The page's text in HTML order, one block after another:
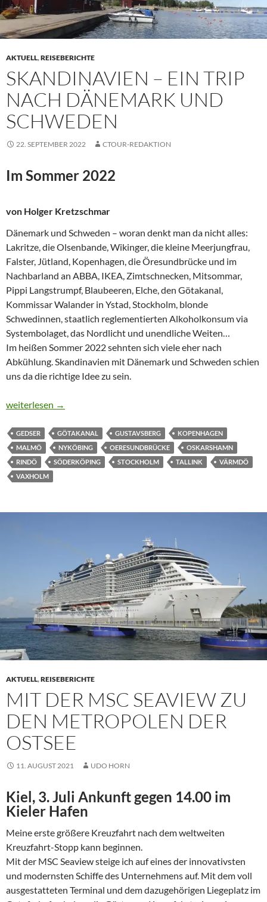
AKTUELL,REISEBERICHTE
SKANDINAVIEN – EIN TRIP
NACH DÄNEMARK UND
SCHWEDEN
22. SEPTEMBER 2022 CTOUR-REDAKTION
Im Sommer 2022
von Holger Kretzschmar
Dänemark und Schweden – woran denkt man da nicht alles:
Lakritze, die Olsenbande, Wikinger, die kleine Meerjungfrau,
Falster, Jütland, Kopenhagen, die Öresundbrücke und im
Nachbarland an ABBA, IKEA, Zimtschnecken, Mitsommar,
Pippi Langstrumpf, Blaubeeren, Elche, den Götakanal,
Kommissar Walander in Ystad, Stockholm, blonde
Schwedinnen, staatlich reglementierten Alkoholkonsum via
Systembolaget, das Nordlicht und unendliche Weiten…
Im heißen Sommer 2022 sehnten sich viele eher nach
Abkühlung. Skandinavien mit Dänemark und Schweden schien
uns da die richtige Idee zu sein.
SKANDINAVIEN – EIN TRIP NACH DÄNEMARK UND
weiterlesen →
GEDSER GÖTAKANAL GUSTAVSBERG
KOPENHAGEN
MALMÖ
NYKÖBING OERESUNDBRÜCKE
OSKARSHAMN
RINDÖ
SÖDERKÖPING STOCKHOLM TALLINK
VÄRMDÖ
VAXHOLM
AKTUELL,REISEBERICHTE
MIT DER MSC SEAVIEW ZU
DEN METROPOLEN DER
OSTSEE
11. AUGUST 2021 UDO HORN
Kiel, 3. Juli Ankunft gegen 14.00 im
Kieler Hafen
Meine erste größere Kreuzfahrt nach dem weltweiten
Kreuzfahrt-Stopp kann beginnen.
Mit der MSC Seaview steige ich auf eines der innovativsten
und modernsten Schiffe des Unternehmens auf. Mit dem voll
ausgestatteten Terminal und dem dazugehörigen Liegeplatz im